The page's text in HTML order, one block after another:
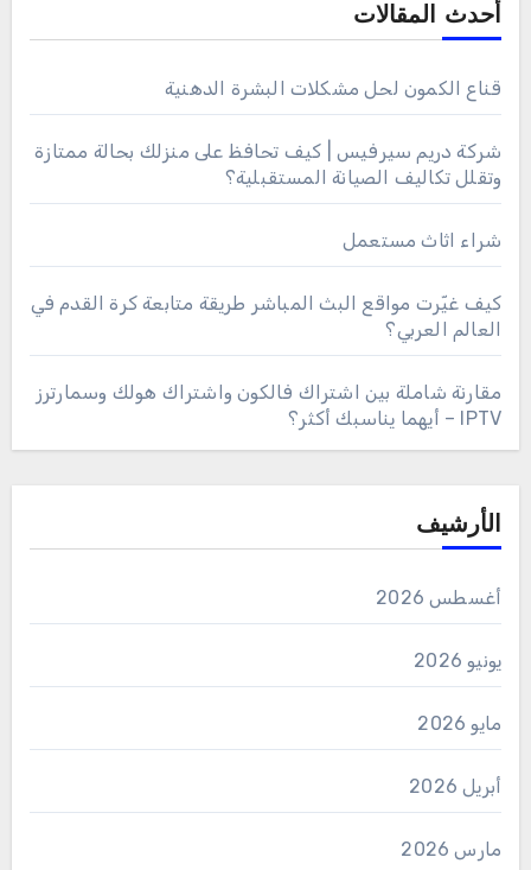
أحدث المقالات
قناع الكمون لحل مشكلات البشرة الدهنية
شركة دريم سيرفيس | كيف تحافظ على منزلك بحالة ممتازة
وتقلل تكاليف الصيانة المستقبلية؟
شراء اثاث مستعمل
كيف غيّرت مواقع البث المباشر طريقة متابعة كرة القدم في
العالم العربي؟
مقارنة شاملة بين اشتراك فالكون واشتراك هولك وسمارترز
IPTV – أيهما يناسبك أكثر؟
الأرشيف
أغسطس 2026
يونيو 2026
مايو 2026
أبريل 2026
مارس 2026